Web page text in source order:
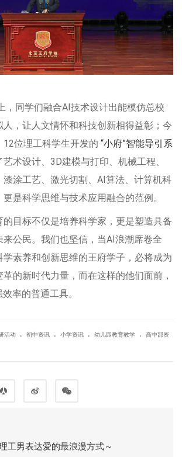
，同学们融合AI技术设计出能模仿总校
，让人文情怀和科技创新相得益彰；今
位理工科学生开发的 “小府”智能导引系
艺术设计、3D建模与打印、机械工程、
涂工艺、激光切割、AI算法、计算机科
是科学思维与技术应用融合的范例。
目标不仅是培养科学家，更是塑造具备
公民。我们也坚信，当AI浪潮席卷全
素养和创新思维的王府学子，必将成为
的新时代力量，而在这样的他们面前，
率的普通工具。
活动 . 初中资讯 . 小学资讯 . 幼儿园教育教学 .
高中部资
工男表达爱的最浪漫方式～